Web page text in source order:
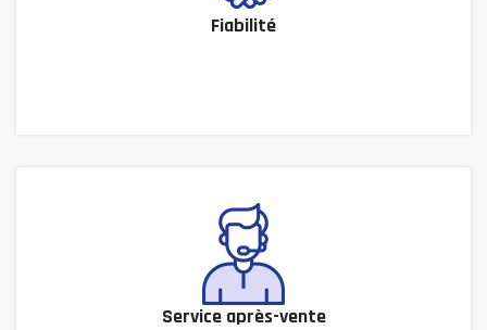
Fiabilité
Service après-vente